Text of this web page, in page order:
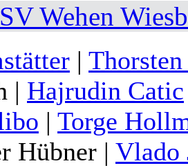
SV Wehen
|
| Hajrudin Catic
| Torge
Hübner | Vlado